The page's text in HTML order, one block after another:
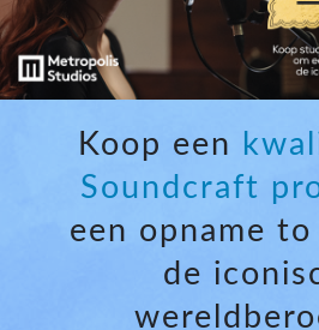
assistência
Nossa história
Koop een
Soundcraft
een opname to
de